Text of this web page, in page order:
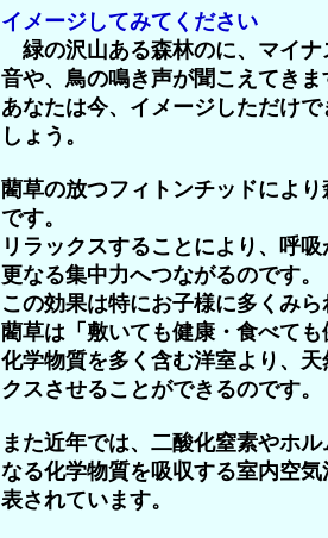
イメージしてみてください
緑の沢山ある森林のに、マイナ
音や、鳥の鳴き声が聞こえてきま
あなたは今、イメージしただけ
しょう。
藺草の放つフィトンチッドによ
です。
リラックスすることにより、呼
更なる集中力へつながるのです。
この効果は特にお子様に多くみら
藺草は「敷いても健康・食べて
化学物質を多く含む洋室より、
クスさせることができるのです。
また近年では、二酸化窒素やホ
なる化学物質を吸収する室内空
表されています。